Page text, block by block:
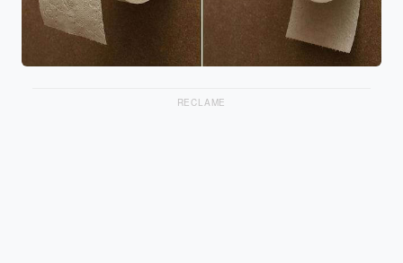
RECLAME